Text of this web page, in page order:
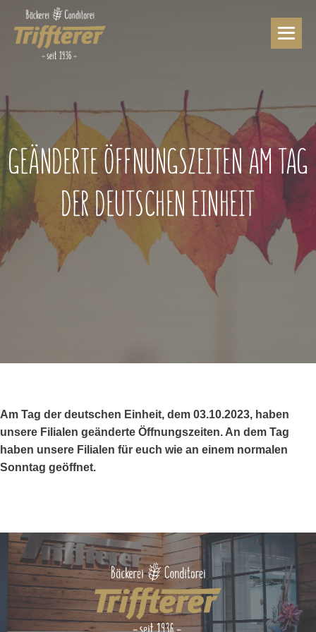
Inhalt
springen
GEÄNDERTE ÖFFNUNGSZEITEN AM TAG
DER DEUTSCHEN EINHEIT
Am Tag der deutschen Einheit, dem 03.10.2023, haben
unsere Filialen geänderte Öffnungszeiten. An dem Tag
haben unsere Filialen für euch wie an einem normalen
Sonntag geöffnet.